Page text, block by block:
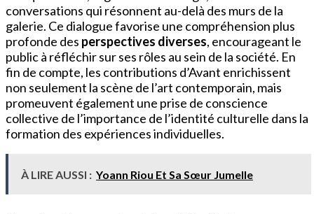
conversations qui résonnent au-delà des murs de la
galerie. Ce dialogue favorise une compréhension plus
profonde des perspectives diverses, encourageant le
public à réfléchir sur ses rôles au sein de la société. En
fin de compte, les contributions d’Avant enrichissent
non seulement la scène de l’art contemporain, mais
promeuvent également une prise de conscience
collective de l’importance de l’identité culturelle dans la
formation des expériences individuelles.
À LIRE AUSSI : Yoann Riou Et Sa Sœur Jumelle